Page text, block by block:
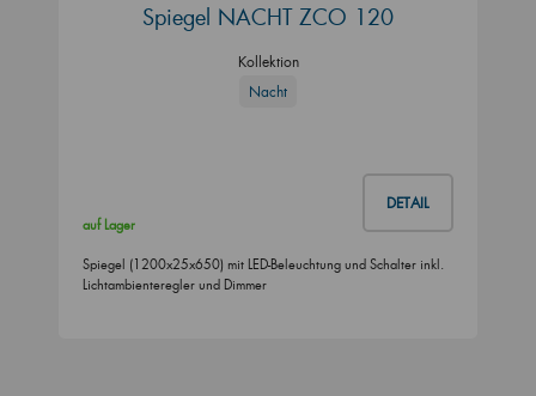
Spiegel NACHT ZCO 120
Kollektion
Nacht
DETAIL
auf Lager
Spiegel (1200x25x650) mit LED-Beleuchtung und Schalter inkl.
Lichtambienteregler und Dimmer